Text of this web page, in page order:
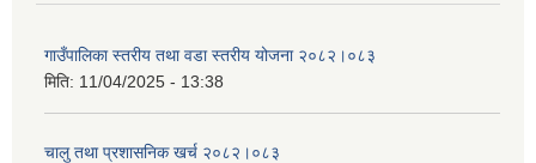
गाउँपालिका स्तरीय तथा वडा स्तरीय योजना २०८२।०८३
मिति: 11/04/2025 - 13:38
चालु तथा प्रशासनिक खर्च २०८२।०८३